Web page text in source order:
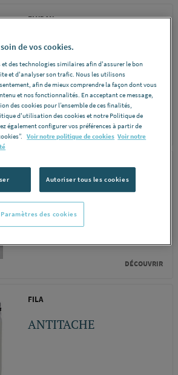
ELYDAN
GAINE ICTA TINB
ANTI-UV DN25 -
CR.100M- 1688
ELYDAN...
DÉCOUVRIR
ELYDAN
FOURREAU TPC BLEU
90 50M P12 2298
ELYDAN...
DÉCOUVRIR
FILA
ANTITACHE
soin de vos cookies.
des technologies similaires afin d'assurer le bon
et d'analyser son trafic. Nous les utilisons
afin de mieux comprendre la façon dont vous
et nos fonctionnalités. En acceptant ce message,
des cookies pour l’ensemble de ces finalités,
d'utilisation des cookies et notre Politique de
également configurer vos préférences à partir de
Voir notre politique de cookies Voir notre
Autoriser tous les cookies
Paramètres des cookies